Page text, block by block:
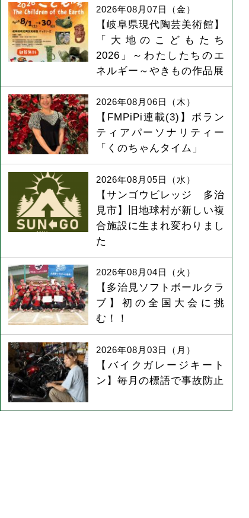
【岐阜県現代陶芸美術館】
「大地のこどもたち
2026」～わたしたちのエ
ネルギー～やきもの作品展
2026年08月07日（金）
【FMPiPi連載(3)】ボラン
ティアパーソナリティー
「くのちゃんタイム」
2026年08月06日（木）
【サンゴウビレッジ 多治
見市】旧地球村が新しい複
合施設に生まれ変わりまし
た
2026年08月05日（水）
【多治見ソフトボールクラ
ブ】初の全国大会に挑
む！！
2026年08月04日（火）
【バイクガレージキート
ン】毎月の標語で事故防止
2026年08月03日（月）